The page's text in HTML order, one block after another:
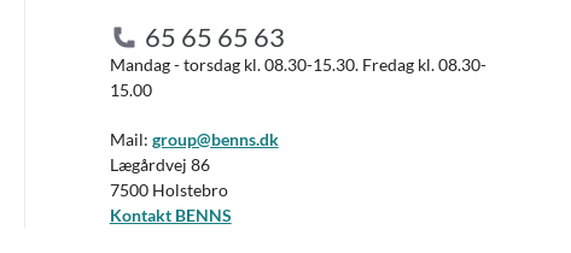
65 65 65 63
Mandag - torsdag kl. 08.30-15.30. Fredag kl. 08.30-
15.00
Mail: group@benns.dk
Lægårdvej 86
7500 Holstebro
Kontakt BENNS